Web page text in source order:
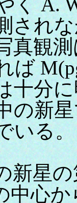
され
真観
ば
十分
の新
いる。
星の
中心